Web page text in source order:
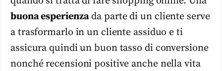
buona esperienzada parte di un cliente serve
a trasformarlo in un cliente assiduo e ti
assicura quindi un buon tasso di conversione
nonché recensioni positive anche nella vita